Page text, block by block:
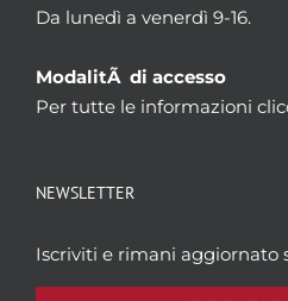
Da lunedì a venerdì 9-16.
ModalitÃ di accesso
Per tutte le informazioni
NEWSLETTER
Iscriviti e rimani aggiornato